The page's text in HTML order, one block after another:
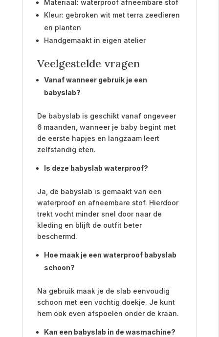
Materiaal: waterproof afneembare stof
Kleur: gebroken wit met terra zeedieren
en planten
Handgemaakt in eigen atelier
Veelgestelde vragen
Vanaf wanneer gebruik je een
babyslab?
De babyslab is geschikt vanaf ongeveer
6 maanden, wanneer je baby begint met
de eerste hapjes en langzaam leert
zelfstandig eten.
Is deze babyslab waterproof?
Ja, de babyslab is gemaakt van een
waterproof en afneembare stof. Hierdoor
trekt vocht minder snel door naar de
kleding en blijft de outfit beter
beschermd.
Hoe maak je een waterproof babyslab
schoon?
Na gebruik maak je de slab eenvoudig
schoon met een vochtig doekje. Je kunt
hem ook even afspoelen onder de kraan.
Kan een babyslab in de wasmachine?